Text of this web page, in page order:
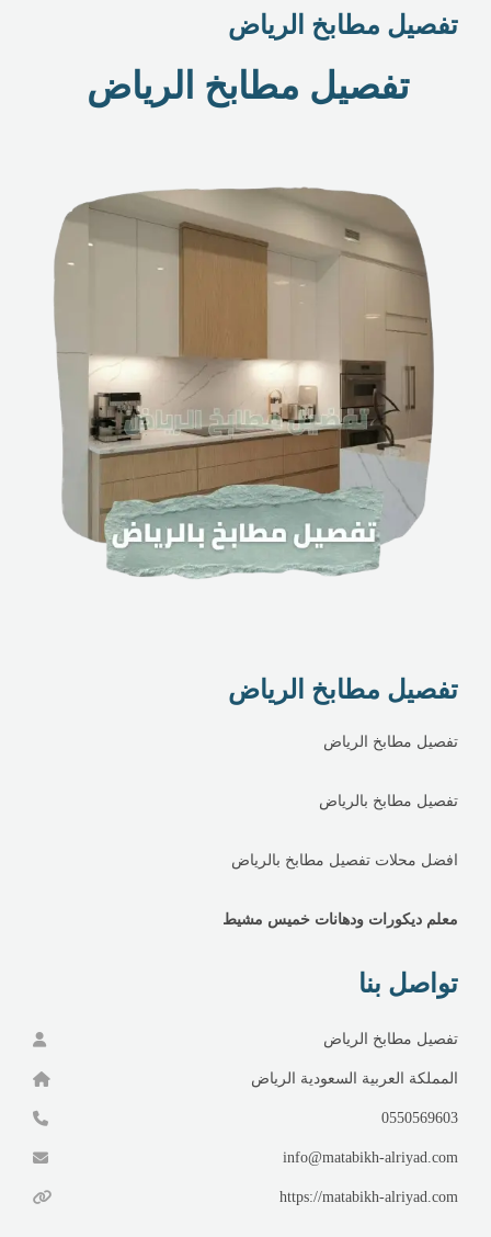
تفصيل مطابخ الرياض
تفصيل مطابخ الرياض
تفصيل مطابخ الرياض
تفصيل مطابخ الرياض
تفصيل مطابخ بالرياض
افضل محلات تفصيل مطابخ بالرياض
معلم ديكورات ودهانات خميس مشيط
تواصل بنا
تفصيل مطابخ الرياض
المملكة العربية السعودية الرياض
0550569603
info@matabikh-alriyad.com
https://matabikh-alriyad.com